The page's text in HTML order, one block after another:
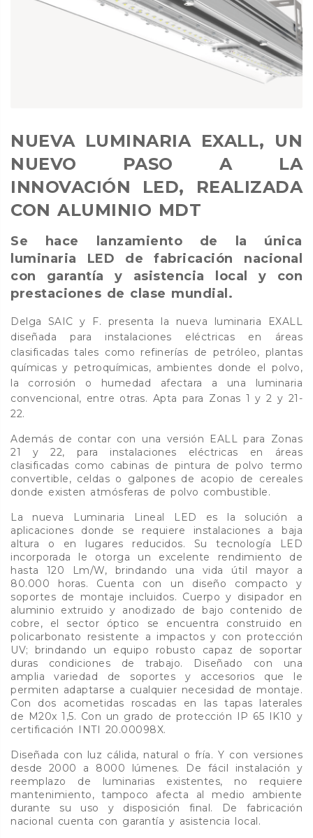
NUEVA LUMINARIA EXALL, UN
NUEVO PASO A LA
INNOVACIÓN LED, REALIZADA
CON ALUMINIO MDT
Se hace lanzamiento de la única
luminaria LED de fabricación nacional
con garantía y asistencia local y con
prestaciones de clase mundial.
Delga SAIC y F. presenta la nueva luminaria EXALL
diseñada para instalaciones eléctricas en áreas
clasificadas tales como refinerías de petróleo, plantas
químicas y petroquímicas, ambientes donde el polvo,
la corrosión o humedad afectara a una luminaria
convencional, entre otras. Apta para Zonas 1 y 2 y 21-
22.
Además de contar con una versión EALL para Zonas
21 y 22, para instalaciones eléctricas en áreas
clasificadas como cabinas de pintura de polvo termo
convertible, celdas o galpones de acopio de cereales
donde existen atmósferas de polvo combustible.
La nueva Luminaria Lineal LED es la solución a
aplicaciones donde se requiere instalaciones a baja
altura o en lugares reducidos. Su tecnología LED
incorporada le otorga un excelente rendimiento de
hasta 120 Lm/W, brindando una vida útil mayor a
80.000 horas. Cuenta con un diseño compacto y
soportes de montaje incluidos. Cuerpo y disipador en
aluminio extruido y anodizado de bajo contenido de
cobre, el sector óptico se encuentra construido en
policarbonato resistente a impactos y con protección
UV; brindando un equipo robusto capaz de soportar
duras condiciones de trabajo. Diseñado con una
amplia variedad de soportes y accesorios que le
permiten adaptarse a cualquier necesidad de montaje.
Con dos acometidas roscadas en las tapas laterales
de M20x 1,5. Con un grado de protección IP 65 IK10 y
certificación INTI 20.00098X.
Diseñada con luz cálida, natural o fría. Y con versiones
desde 2000 a 8000 lúmenes. De fácil instalación y
reemplazo de luminarias existentes, no requiere
mantenimiento, tampoco afecta al medio ambiente
durante su uso y disposición final. De fabricación
nacional cuenta con garantía y asistencia local.